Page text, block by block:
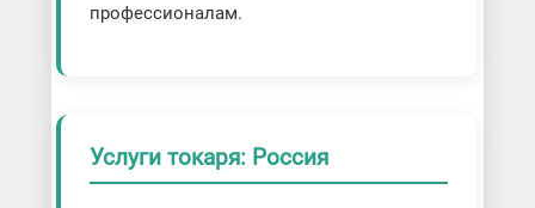
профессионалам.
Услуги токаря: Россия